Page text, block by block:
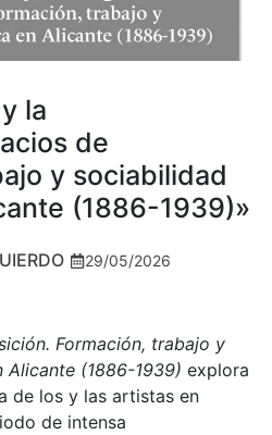
la
de
y sociabilidad
(1886-1939)»
29/05/2026
Formación, trabajo y
(1886-1939) explora
de los y las artistas en
de intensa